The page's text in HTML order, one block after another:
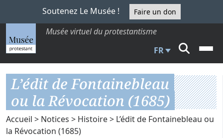
Soutenez Le Musée ! Faire un don
Musée virtuel du protestantisme
FR
L’édit de Fontainebleau
ou la Révocation (1685)
Accueil > Notices > Histoire> L’édit de Fontainebleau ou
la Révocation (1685)